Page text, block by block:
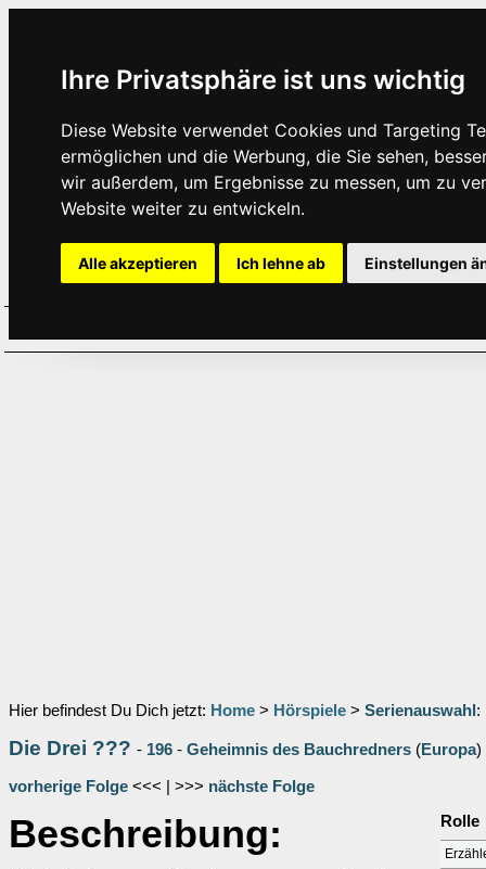
Ihre Privatsphäre ist uns wichtig
Diese Website verwendet Cookies und Targeting
ermöglichen und die Werbung, die Sie sehen,
wir außerdem, um Ergebnisse zu messen, um zu
Website weiter zu entwickeln.
Alle akzeptieren Ich lehne ab Einstellungen
Hier befindest Du Dich jetzt: Home > Hörspiele > Serienauswahl :
Die Drei ??? - 196 - Geheimnis des Bauchredners (Europa)
vorherige Folge <<< | >>> nächste Folge
Beschreibung: Rolle